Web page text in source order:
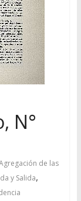
N°
de las
y Salida,